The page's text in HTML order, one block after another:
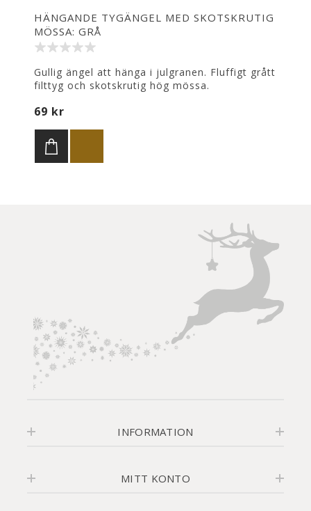
HÄNGANDE TYGÄNGEL MED SKOTSKRUTIG
MÖSSA: GRÅ
Gullig ängel att hänga i julgranen. Fluffigt grått
filttyg och skotskrutig hög mössa.
69 kr
INFORMATION
MITT KONTO